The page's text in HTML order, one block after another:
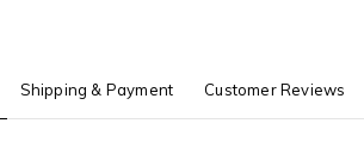
Shipping & Payment Customer Reviews